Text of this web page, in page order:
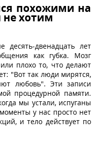
похожими на
не хотим
десять-двенадцать лет
как губка. Мозг
плохо то, что делают
"Вот так люди мирятся,
любовь". Эти записи
процедурной памяти.
мы устали, испуганы
у нас просто нет
и тело действует по